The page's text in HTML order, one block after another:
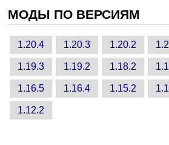
МОДЫ ПО ВЕРСИЯМ
1.20.4 1.20.3 1.20.2
1.19.3 1.19.2 1.18.2
1.16.5 1.16.4 1.15.2
1.12.2